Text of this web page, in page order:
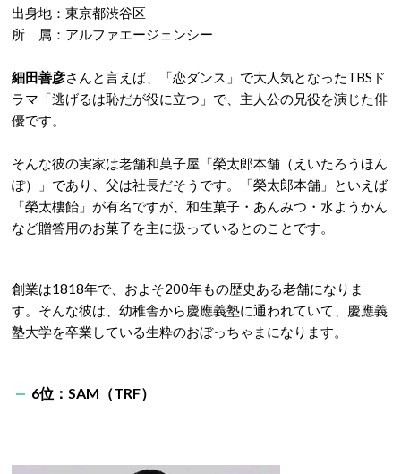
出身地：東京都渋谷区
所 属：アルファエージェンシー
細田善彦さんと言えば、「恋ダンス」で大人気となったTBSド
ラマ「逃げるは恥だが役に立つ」で、主人公の兄役を演じた俳
優です。
そんな彼の実家は老舗和菓子屋「榮太郎本舗（えいたろうほん
ぽ）」であり、父は社長だそうです。「榮太郎本舗」といえば
「榮太樓飴」が有名ですが、和生菓子・あんみつ・水ようかん
など贈答用のお菓子を主に扱っているとのことです。
創業は1818年で、およそ200年もの歴史ある老舗になりま
す。そんな彼は、幼稚舎から慶應義塾に通われていて、慶應義
塾大学を卒業している生粋のおぼっちゃまになります。
6位：SAM（TRF）